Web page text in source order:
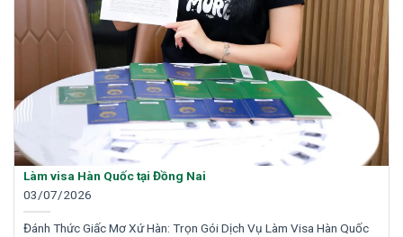
Làm visa Hàn Quốc tại Đồng Nai
03/07/2026
Đánh Thức Giấc Mơ Xứ Hàn: Trọn Gói Dịch Vụ Làm Visa Hàn Quốc